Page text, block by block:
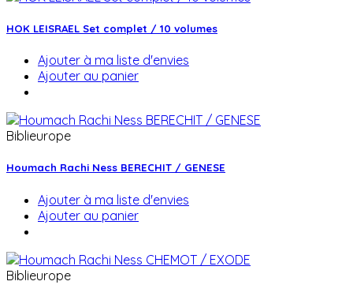
HOK LEISRAEL Set complet / 10 volumes
Ajouter à ma liste d'envies
Ajouter au panier
Biblieurope
Houmach Rachi Ness BERECHIT / GENESE
Ajouter à ma liste d'envies
Ajouter au panier
Biblieurope